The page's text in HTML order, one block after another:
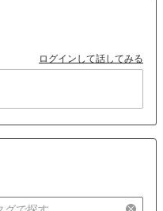
ログインして話してみる